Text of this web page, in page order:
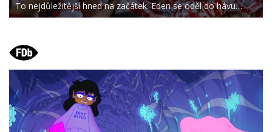
To nejdůležitější hned na začátek. Eden se oděl do hávu…